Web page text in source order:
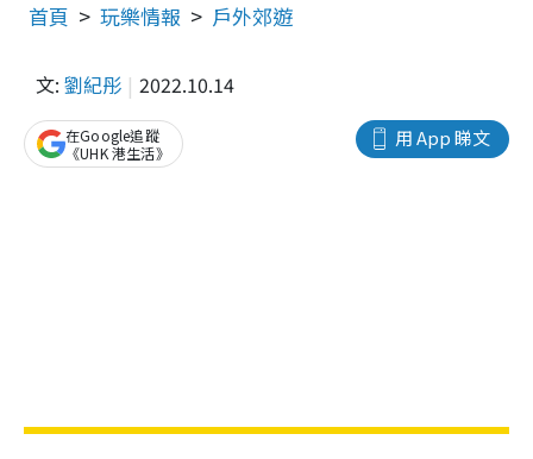
首頁 玩樂情報 戶外郊遊
文: 劉紀彤 2022.10.14
用 App 睇文
在Google追蹤
《UHK 港生活》